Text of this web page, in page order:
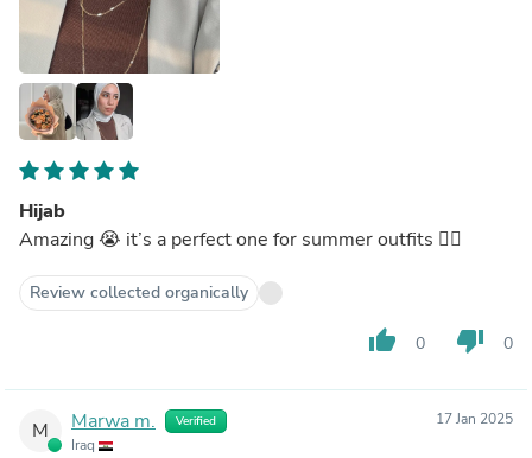
Hijab
Amazing 😭 it’s a perfect one for summer outfits ❤️‍🔥
Review collected organically
thumb_up 0 thumb_down 0
M Marwa m. Verified
Iraq
17 Jan 2025